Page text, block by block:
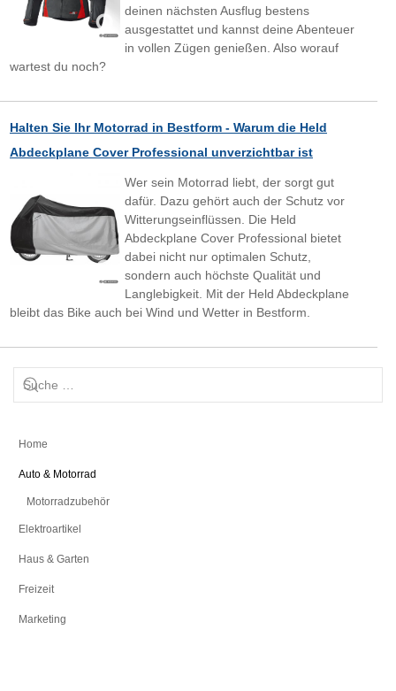
deinen nächsten Ausflug bestens
ausgestattet und kannst deine Abenteuer
in vollen Zügen genießen. Also worauf
wartest du noch?
Halten Sie Ihr Motorrad in Bestform - Warum die Held
Abdeckplane Cover Professional unverzichtbar ist
Wer sein Motorrad liebt, der sorgt gut
dafür. Dazu gehört auch der Schutz vor
Witterungseinflüssen. Die Held
Abdeckplane Cover Professional bietet
dabei nicht nur optimalen Schutz,
sondern auch höchste Qualität und
Langlebigkeit. Mit der Held Abdeckplane
bleibt das Bike auch bei Wind und Wetter in Bestform.
Home
Auto & Motorrad
Motorradzubehör
Elektroartikel
Haus & Garten
Freizeit
Marketing